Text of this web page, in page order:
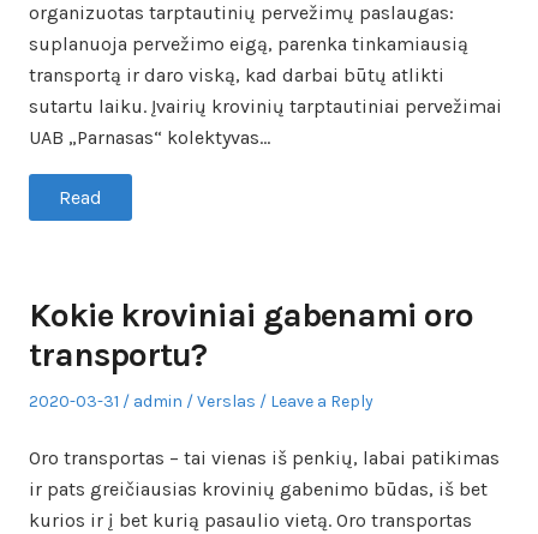
organizuotas tarptautinių pervežimų paslaugas:
suplanuoja pervežimo eigą, parenka tinkamiausią
transportą ir daro viską, kad darbai būtų atlikti
sutartu laiku. Įvairių krovinių tarptautiniai pervežimai
UAB „Parnasas“ kolektyvas…
Read
Kokie kroviniai gabenami oro
transportu?
Posted
2020-03-31 Author
admin
Posted
Verslas Leave a Reply
Oro transportas – tai vienas iš penkių, labai patikimas
ir pats greičiausias krovinių gabenimo būdas, iš bet
kurios ir į bet kurią pasaulio vietą. Oro transportas